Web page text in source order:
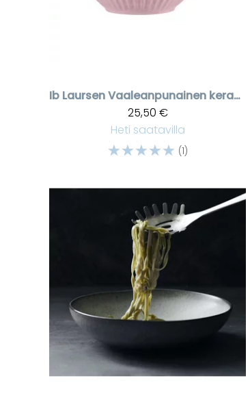
Ib Laursen
Vaaleanpunainen keraaminen vatkauskulho
25,50 €
Heti saatavilla
☆☆☆☆☆ (1)